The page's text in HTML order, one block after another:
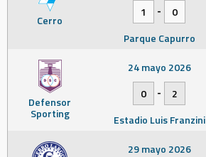
Cerro
1
-
0
Parque Capurro
Defensor
Sporting
24 mayo 2026
0
-
2
Estadio Luis Franzini
29 mayo 2026